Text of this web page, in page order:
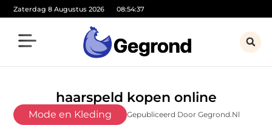
Zaterdag 8 Augustus 2026 08:54:38
haarspeld kopen online
Mode en Kleding Gepubliceerd Door Gegrond.nl